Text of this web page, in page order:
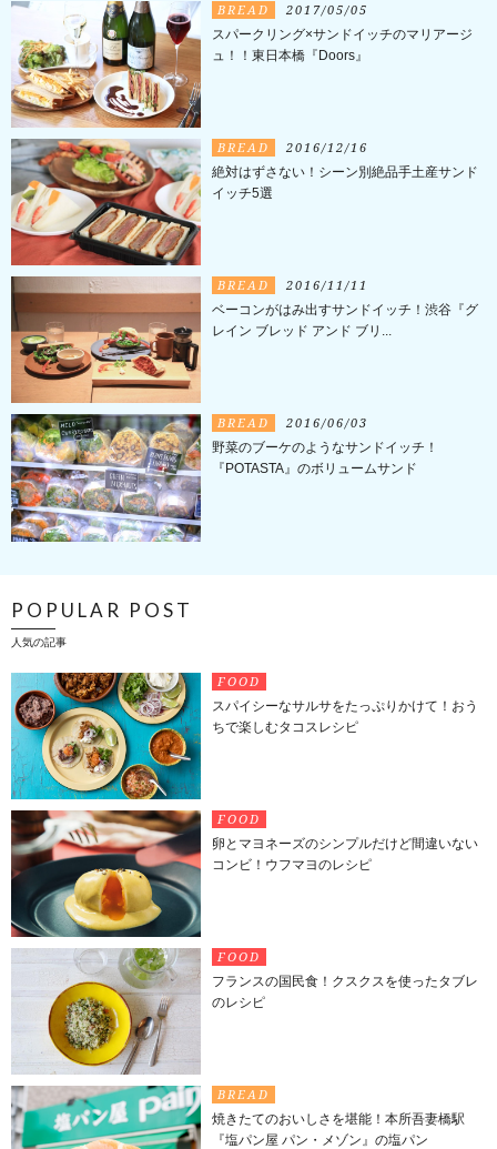
BREAD 2017/05/05
スパークリング×サンドイッチのマリアージ
ュ！！東日本橋『Doors』
BREAD 2016/12/16
絶対はずさない！シーン別絶品手土産サンド
イッチ5選
BREAD 2016/11/11
ベーコンがはみ出すサンドイッチ！渋谷『グ
レイン ブレッド アンド ブリ...
BREAD 2016/06/03
野菜のブーケのようなサンドイッチ！
『POTASTA』のボリュームサンド
POPULAR POST
人気の記事
FOOD
スパイシーなサルサをたっぷりかけて！おう
ちで楽しむタコスレシピ
FOOD
卵とマヨネーズのシンプルだけど間違いない
コンビ！ウフマヨのレシピ
FOOD
フランスの国民食！クスクスを使ったタブレ
のレシピ
BREAD
焼きたてのおいしさを堪能！本所吾妻橋駅
『塩パン屋 パン・メゾン』の塩パン